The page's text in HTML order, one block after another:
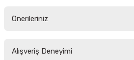
Önerileriniz
yetersiz gördüğünüz noktaları öneri
Alışveriş Deneyimi